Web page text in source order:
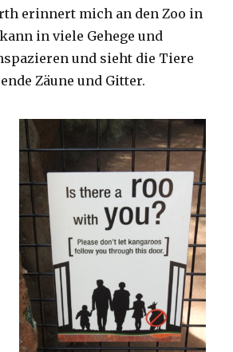
Perth
erinnert mich an den Zoo in
in viele Gehege und
und sieht die Tiere
Zäune und Gitter.